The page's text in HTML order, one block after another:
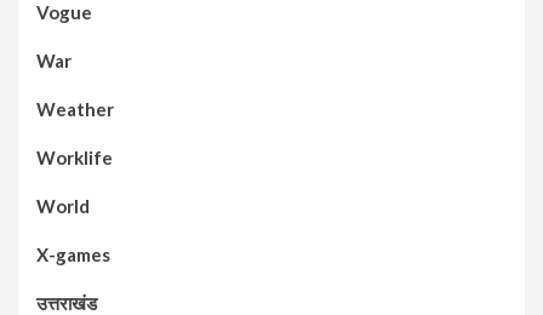
Vogue
War
Weather
Worklife
World
X-games
उत्तराखंड